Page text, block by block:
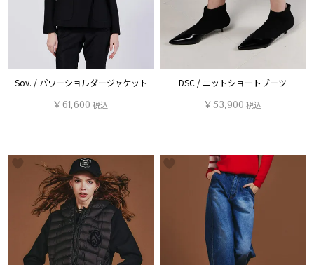
Sov. / パワーショルダージャケット
¥ 61,600 税込
DSC / ニットショートブーツ
¥ 53,900 税込